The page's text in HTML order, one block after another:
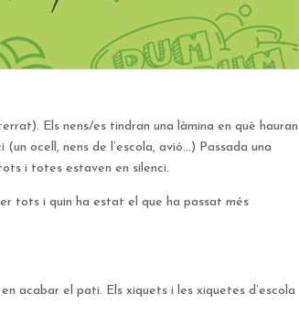
Els nens/es tindran una làmina en què hauran
ocell, nens de l’escola, avió…) Passada una
i totes estaven en silenci.
tots i quin ha estat el que ha passat més
acabar el pati. Els xiquets i les xiquetes d’escola